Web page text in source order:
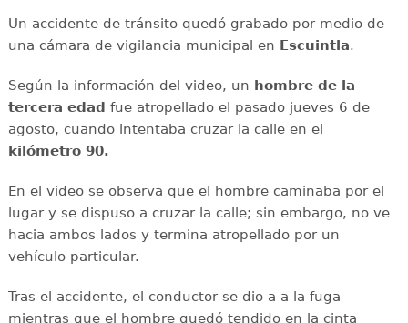
Un accidente de tránsito quedó grabado por medio de
una cámara de vigilancia municipal en Escuintla.
Según la información del video, un hombre de la
tercera edad fue atropellado el pasado jueves 6 de
agosto, cuando intentaba cruzar la calle en el
kilómetro 90.
En el video se observa que el hombre caminaba por el
lugar y se dispuso a cruzar la calle; sin embargo, no ve
hacia ambos lados y termina atropellado por un
vehículo particular.
Tras el accidente, el conductor se dio a a la fuga
mientras que el hombre quedó tendido en la cinta